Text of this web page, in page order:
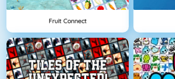
Fruit Connect